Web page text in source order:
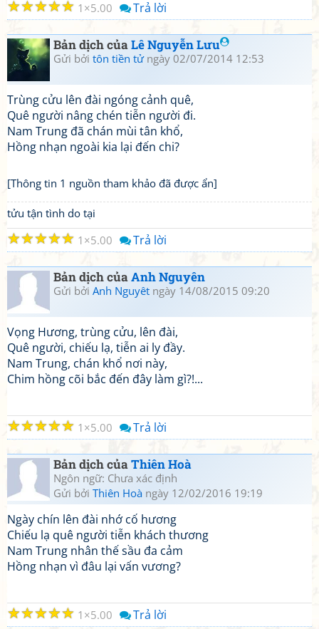
☆
☆
☆
☆
☆ 1 5.00 Trả lời
Bản dịch củaLê Nguyễn Lưu
Gửi bởi tôn tiền tửngày 02/07/2014 12:53
Trùng cửu lên đài ngóng cảnh quê,
Quê người nâng chén tiễn người đi.
Nam Trung đã chán mùi tân khổ,
Hồng nhạn ngoài kia lại đến chi?
[Thông tin 1 nguồn tham khảo đã được ẩn]
tửu tận tình do tại
☆
☆
☆
☆
☆ 1 5.00 Trả lời
Bản dịch củaAnh Nguyên
Gửi bởi Anh Nguyêt ngày 14/08/2015 09:20
Vọng Hương, trùng cửu, lên đài,
Quê người, chiếu lạ, tiễn ai ly đầy.
Nam Trung, chán khổ nơi này,
Chim hồng cõi bắc đến đây làm gì?!...
☆
☆
☆
☆
☆ 1 5.00 Trả lời
Bản dịch củaThiên Hoà
Ngôn ngữ: Chưa xác định
Gửi bởi Thiên Hoà ngày 12/02/2016 19:19
Ngày chín lên đài nhớ cố hương
Chiếu lạ quê người tiễn khách thương
Nam Trung nhân thế sầu đa cảm
Hồng nhạn vì đâu lại vấn vương?
☆
☆
☆
☆
☆ 1 5.00 Trả lời